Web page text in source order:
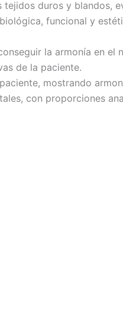
duros y blandos,
funcional y
la armonía en el
de la paciente.
mostrando
con proporciones